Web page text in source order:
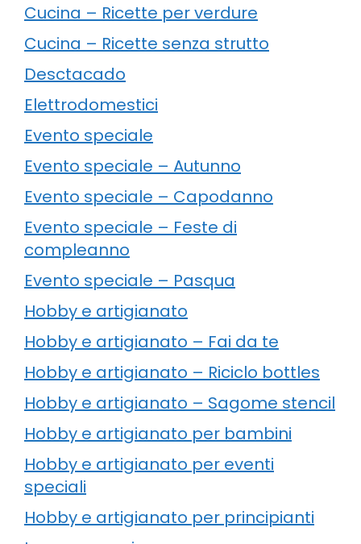
Cucina – Ricette per verdure
Cucina – Ricette senza strutto
Desctacado
Elettrodomestici
Evento speciale
Evento speciale – Autunno
Evento speciale – Capodanno
Evento speciale – Feste di
compleanno
Evento speciale – Pasqua
Hobby e artigianato
Hobby e artigianato – Fai da te
Hobby e artigianato – Riciclo bottles
Hobby e artigianato – Sagome stencil
Hobby e artigianato per bambini
Hobby e artigianato per eventi
speciali
Hobby e artigianato per principianti